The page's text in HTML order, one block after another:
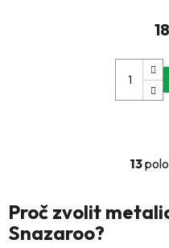
13
Proč zvolit
Snazaroo?